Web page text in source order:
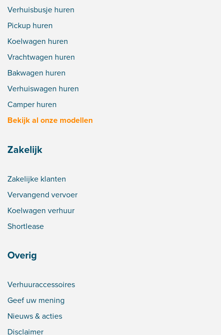
Verhuisbusje huren
Pickup huren
Koelwagen huren
Vrachtwagen huren
Bakwagen huren
Verhuiswagen huren
Camper huren
Bekijk al onze modellen
Zakelijk
Zakelijke klanten
Vervangend vervoer
Koelwagen verhuur
Shortlease
Overig
Verhuuraccessoires
Geef uw mening
Nieuws & acties
Disclaimer